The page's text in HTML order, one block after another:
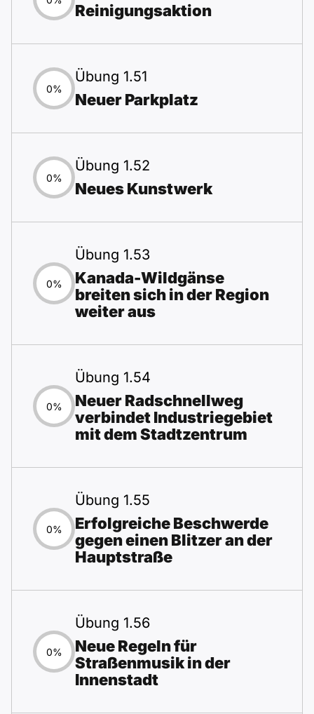
Reinigungsaktion
0%
Übung 1.51
Neuer Parkplatz
0%
Übung 1.52
Neues Kunstwerk
0%
Übung 1.53
Kanada-Wildgänse
breiten sich in der Region
weiter aus
0%
Übung 1.54
Neuer Radschnellweg
verbindet Industriegebiet
mit dem Stadtzentrum
0%
Übung 1.55
Erfolgreiche Beschwerde
gegen einen Blitzer an der
Hauptstraße
0%
Übung 1.56
Neue Regeln für
Straßenmusik in der
Innenstadt